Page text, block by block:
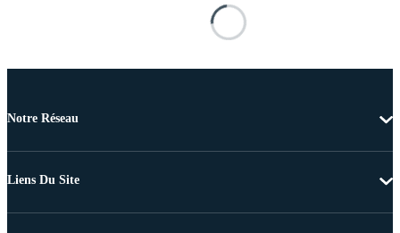
Notre Réseau
Liens Du Site